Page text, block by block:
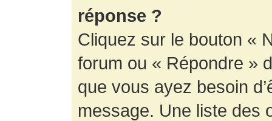
réponse ?
Cliquez sur le bouton «
forum ou « Répondre »
que vous ayez besoin
message. Une liste des